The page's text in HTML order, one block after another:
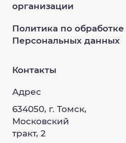
организации
Политика по обработке
Персональных данных
Контакты
Адрес
634050, г. Томск,
Московский
тракт, 2